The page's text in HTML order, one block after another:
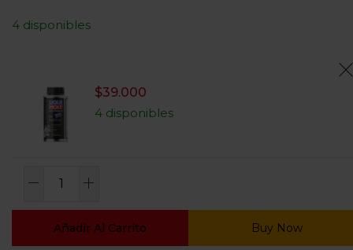
4 disponibles
$39.000
4 disponibles
Añadir Al Carrito Buy Now